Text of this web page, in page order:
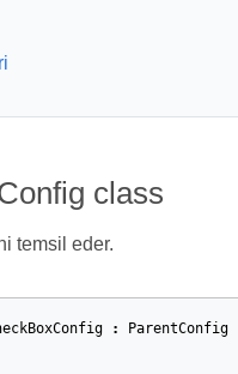
class
temsil eder.
: ParentConfig